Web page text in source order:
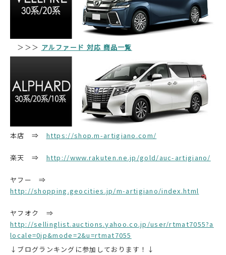
＞＞＞ アルファード 対応 商品一覧
本店 ⇒ https://shop.m-artigiano.com/
楽天 ⇒ http://www.rakuten.ne.jp/gold/auc-artigiano/
ヤフー ⇒
http://shopping.geocities.jp/m-artigiano/index.html
ヤフオク ⇒
http://sellinglist.auctions.yahoo.co.jp/user/rtmat7055?a
locale=0jp&mode=2&u=rtmat7055
↓ブログランキングに参加しております！↓